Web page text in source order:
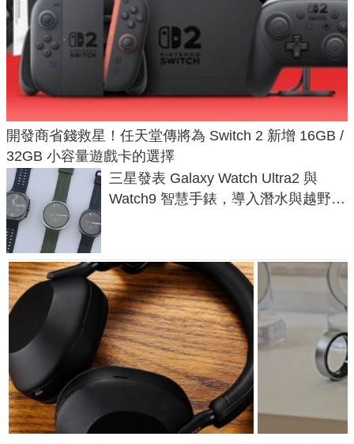
開發商省錢救星！任天堂傳將為 Switch 2 新增 16GB /
32GB 小容量遊戲卡的選擇
三星發表 Galaxy Watch Ultra2 與
Watch9 智慧手錶，導入潛水與越野跑